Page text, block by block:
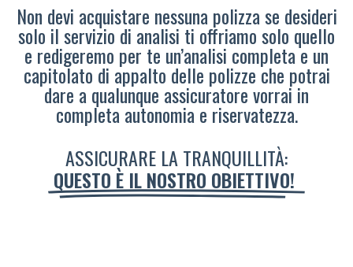
Non devi acquistare nessuna polizza se desideri
solo il servizio di analisi ti offriamo solo quello
e redigeremo per te un’analisi completa e un
capitolato di appalto delle polizze che potrai
dare a qualunque assicuratore vorrai in
completa autonomia e riservatezza.
ASSICURARE LA TRANQUILLITÀ:
QUESTO È IL NOSTRO OBIETTIVO!